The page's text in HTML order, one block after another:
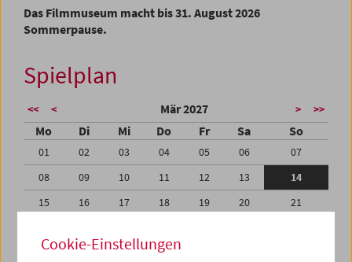
Das Filmmuseum macht bis 31. August 2026
Sommerpause.
Spielplan
<< < Mär 2027 > >>
Mo Di Mi Do Fr Sa So
01 02 03 04 05 06
07
08
09 10 11 12 13
14
15
16 17 18 19 20
21
29
30 31 01
Cookie-Einstellungen